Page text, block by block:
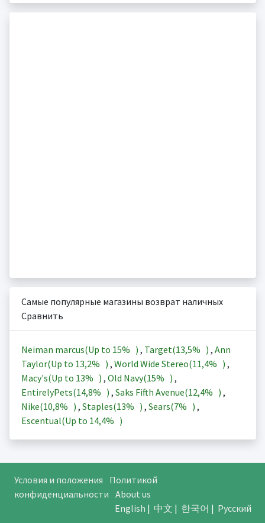
Самые популярные магазины возврат наличных
Сравнить
Neiman marcus(Up to 15% ) , Target(13,5% ) , Ann
Taylor(Up to 13,2% ) , World Wide Stereo(11,4% ) ,
Macy's(Up to 13% ) , Old Navy(15% ) ,
EntirelyPets(14,8% ) , Saks Fifth Avenue(12,4% ) ,
Nike(10,8% ) , Staples(13% ) , Sears(7% ) ,
Escentual(Up to 14,4% )
Условия и положения
Политикой
конфиденциальности About us
English | 中文 | 한국어 | Русский